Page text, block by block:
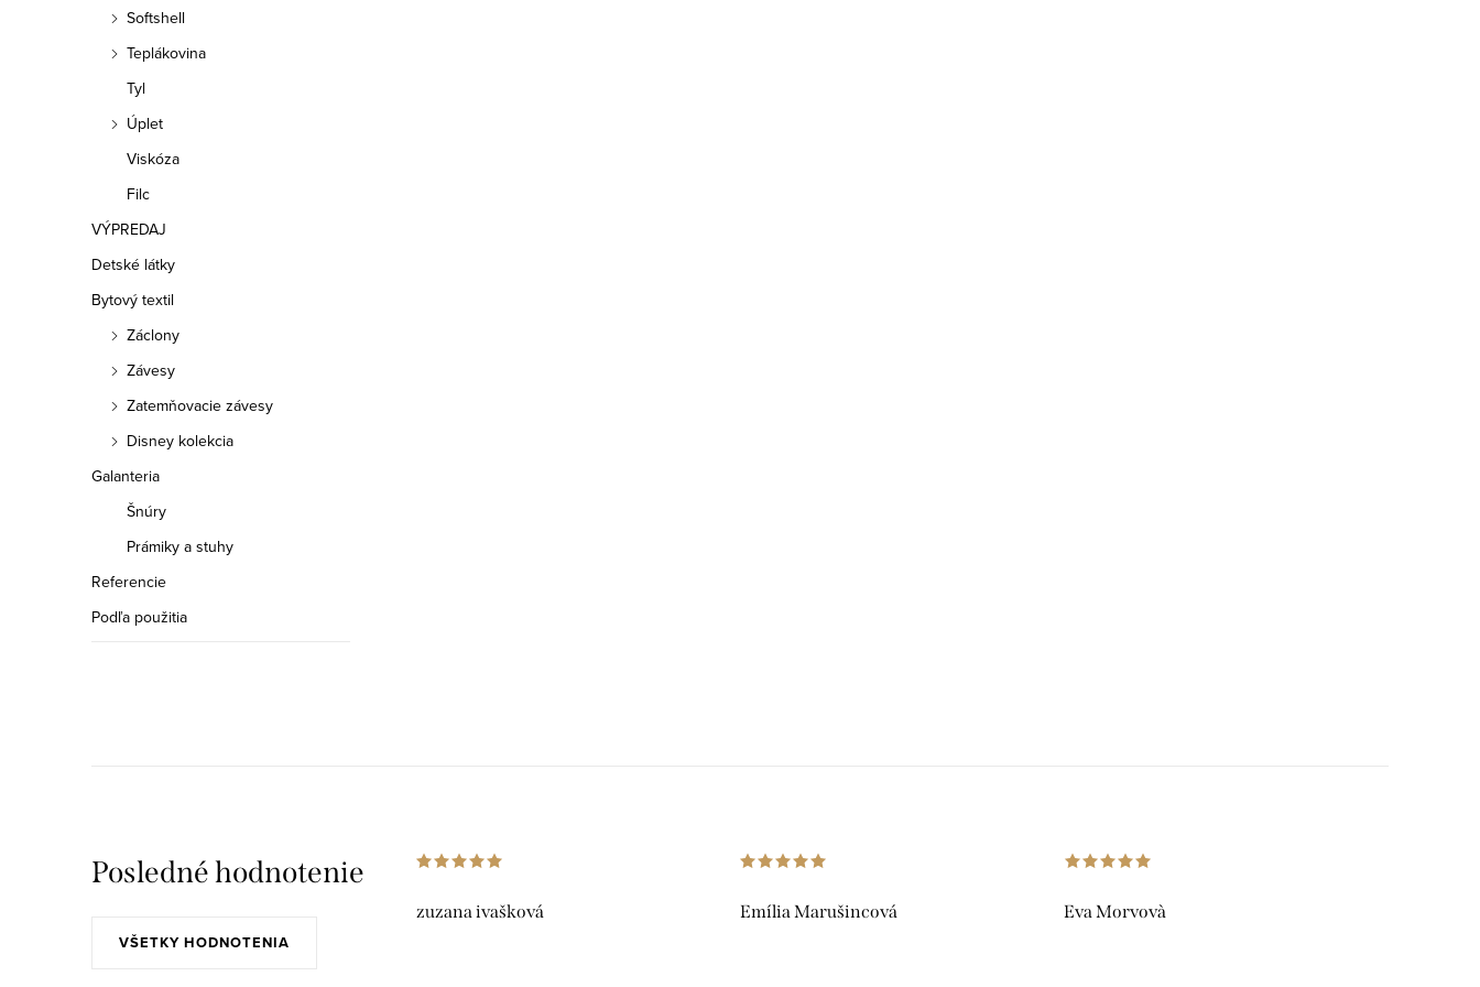
n
Softshell
Teplákovina
Tyl
Úplet
Viskóza
Filc
VÝPREDAJ
Detské látky
Bytový textil
Záclony
Závesy
Zatemňovacie závesy
Disney kolekcia
Galanteria
Šnúry
Prámiky a stuhy
Referencie
Podľa použitia
Posledné hodnotenie
VŠETKY HODNOTENIA
zuzana ivašková Emília Marušincová Eva Morvovà